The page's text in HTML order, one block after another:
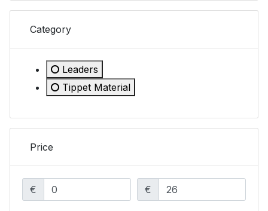
Category
Leaders
Refine by Category: Leaders
Tippet Material
Price
€ €